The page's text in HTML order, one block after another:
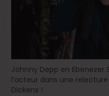
Johnny Depp en Ebenezer
l’acteur dans une
Dickens !